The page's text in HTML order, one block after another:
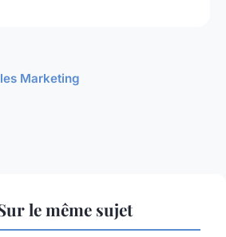
Marketing
le même sujet